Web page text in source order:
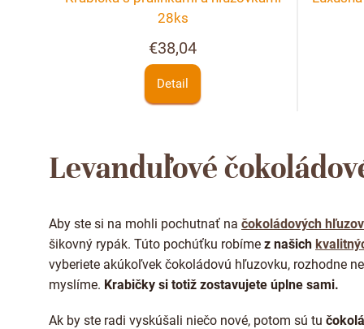
28ks
€38,04
Detail
Levanduľové
Aby ste si na mohli pochutnať na čokoládových
šikovný rypák. Túto pochúťku robíme z našich
vyberiete akúkoľvek čokoládovú hľuzovku, rozhodne
myslíme. Krabičky si totiž zostavujete úplne sami.
Ak by ste radi vyskúšali niečo nové, potom sú tu